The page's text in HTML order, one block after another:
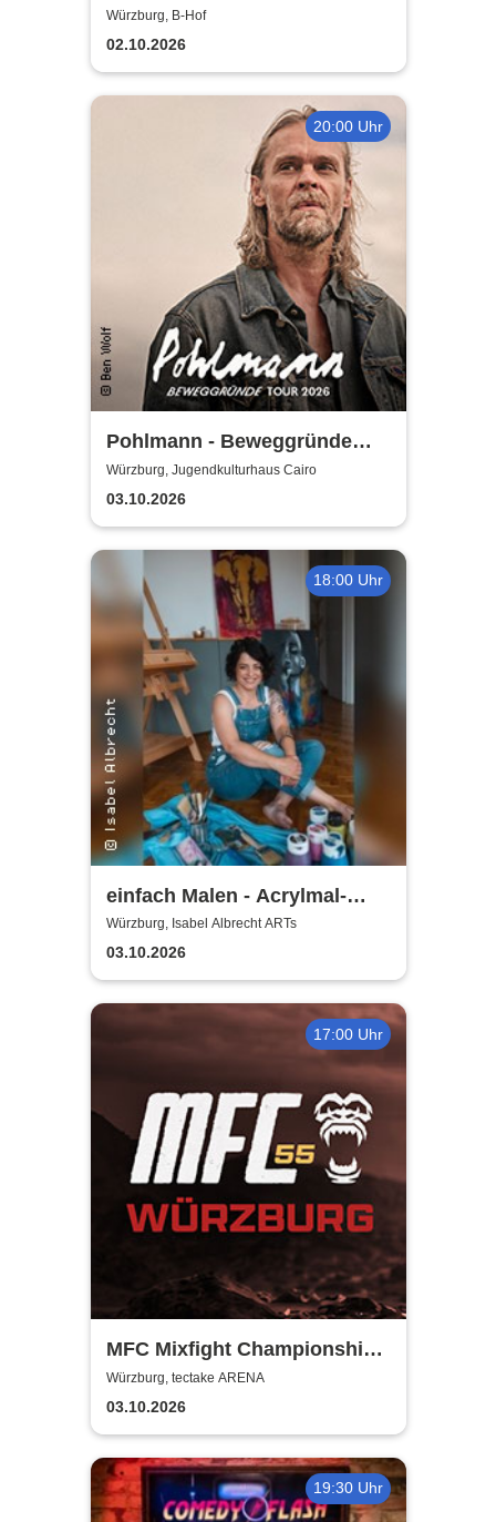
Tour 2026
Würzburg, B-Hof
02.10.2026
20:00 Uhr
Pohlmann - Beweggründe
Tour 2026
Würzburg, Jugendkulturhaus Cairo
03.10.2026
18:00 Uhr
einfach Malen - Acrylmal-
Workshop | Isabel Albrecht
ARTs
Würzburg, Isabel Albrecht ARTs
03.10.2026
17:00 Uhr
MFC Mixfight Championship |
Würzburg
Würzburg, tectake ARENA
03.10.2026
19:30 Uhr